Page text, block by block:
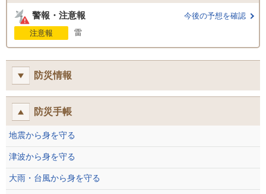
警報・注意報
今後の予想を確認
注意報
雷
防災情報
防災手帳
地震から身を守る
津波から身を守る
大雨・台風から身を守る